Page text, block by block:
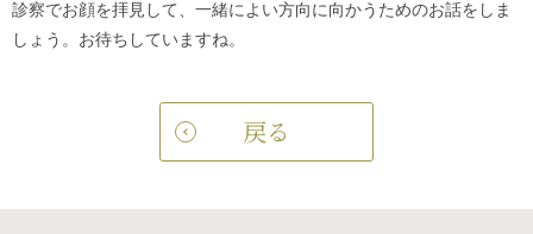
診察でお顔を拝見して、一緒によい方向に向かうためのお話をしま
しょう。お待ちしていますね。
戻る